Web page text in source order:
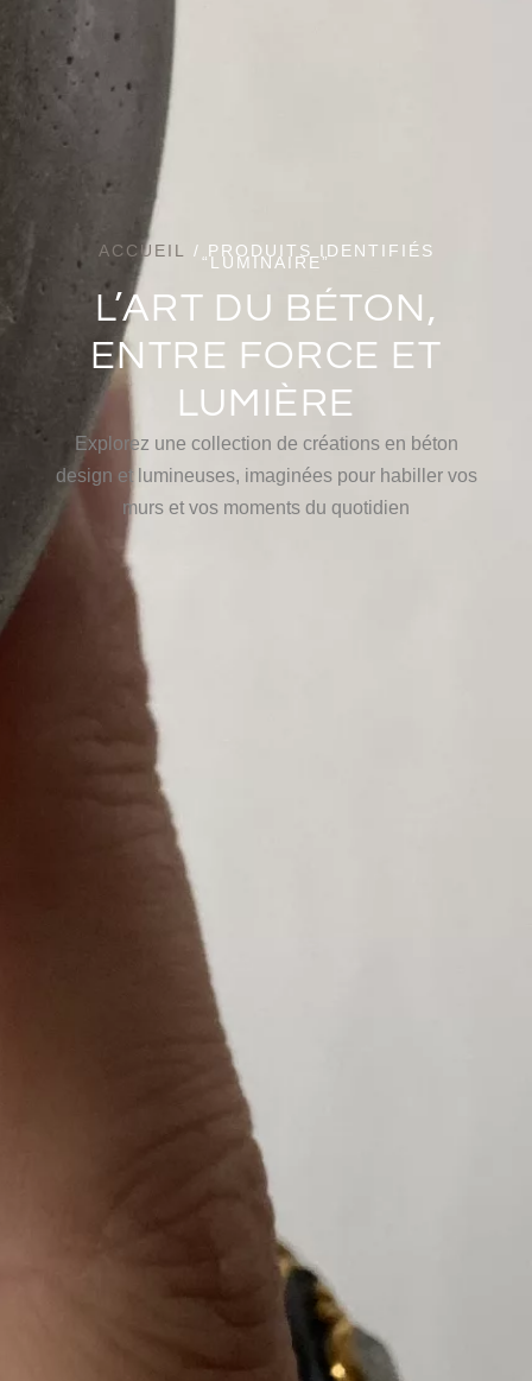
ACCUEIL / PRODUITS IDENTIFIÉS
“LUMINAIRE”
L’ART DU BÉTON,
ENTRE FORCE ET
LUMIÈRE
Explorez une collection de créations en béton
design et lumineuses, imaginées pour habiller vos
murs et vos moments du quotidien